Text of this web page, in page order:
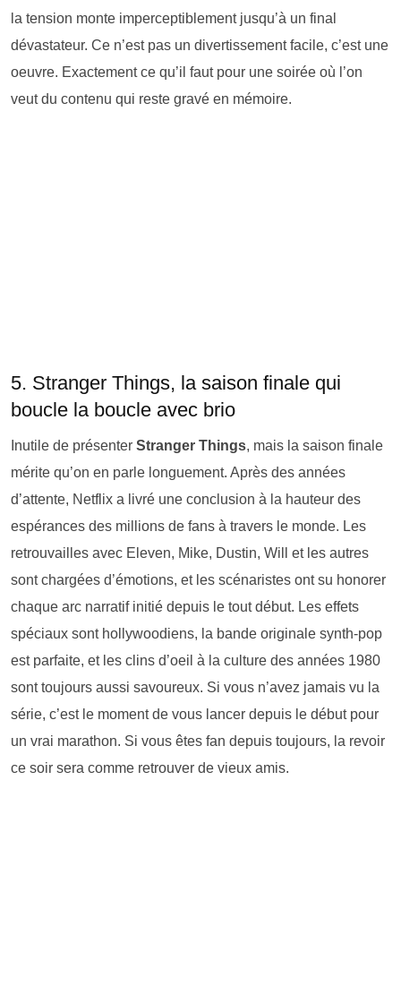
la tension monte imperceptiblement jusqu’à un final
dévastateur. Ce n’est pas un divertissement facile, c’est une
oeuvre. Exactement ce qu’il faut pour une soirée où l’on
veut du contenu qui reste gravé en mémoire.
5. Stranger Things, la saison finale qui
boucle la boucle avec brio
Inutile de présenter Stranger Things, mais la saison finale
mérite qu’on en parle longuement. Après des années
d’attente, Netflix a livré une conclusion à la hauteur des
espérances des millions de fans à travers le monde. Les
retrouvailles avec Eleven, Mike, Dustin, Will et les autres
sont chargées d’émotions, et les scénaristes ont su honorer
chaque arc narratif initié depuis le tout début. Les effets
spéciaux sont hollywoodiens, la bande originale synth-pop
est parfaite, et les clins d’oeil à la culture des années 1980
sont toujours aussi savoureux. Si vous n’avez jamais vu la
série, c’est le moment de vous lancer depuis le début pour
un vrai marathon. Si vous êtes fan depuis toujours, la revoir
ce soir sera comme retrouver de vieux amis.